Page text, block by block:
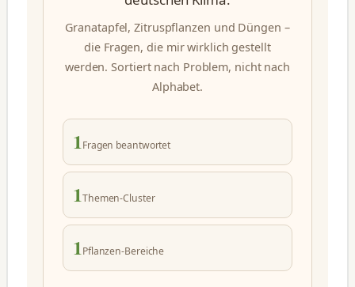
Granatapfel, Zitruspflanzen und Düngen –
die Fragen, die mir wirklich gestellt
werden. Sortiert nach Problem, nicht nach
Alphabet.
1Fragen beantwortet
1Themen-Cluster
1Pflanzen-Bereiche